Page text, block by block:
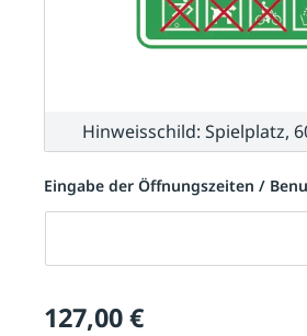
Eingabe der Öffnungszeiten /
Eingabe der Öffnungszeiten /
127,00 €
Hinweisschild: Spielplatz,